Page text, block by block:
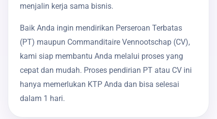
menjalin kerja sama bisnis.
Baik Anda ingin mendirikan Perseroan Terbatas
(PT) maupun Commanditaire Vennootschap (CV),
kami siap membantu Anda melalui proses yang
cepat dan mudah. Proses pendirian PT atau CV ini
hanya memerlukan KTP Anda dan bisa selesai
dalam 1 hari.